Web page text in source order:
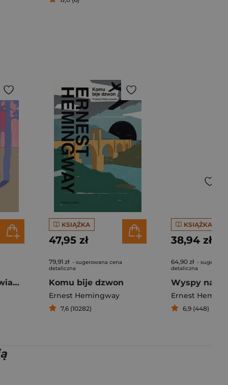
Pierwsze 49 opowiadań
KSIĄŻKA
47,95 zł
79,91 zł - sugerowana cena
detaliczna
Komu bije dzwon
Ernest Hemingway
7,6 (10282)
KSIĄŻKA
38,94 zł
64,90 zł -
detaliczna
Ernest
6,9 (448)